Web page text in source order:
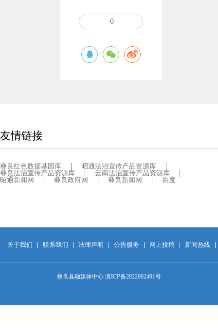
0
友情链接
彝良红色数据基因库
昭通法治宣传产品资源库
彝良法治宣传产品资源库
云南法治宣传产品资源库
昭通新闻网
彝良政府网 彝良新闻网 百度
关于我们 联系我们 法律声明 公告服务 网上投稿 新闻热线
彝良县融媒体中心 滇ICP备2022002491号